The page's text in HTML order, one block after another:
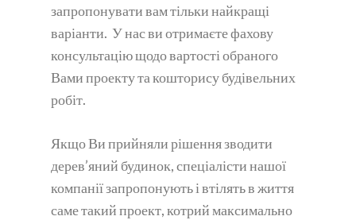
запропонувати вам тільки найкращі
варіанти. У нас ви отримаєте фахову
консультацію щодо вартості обраного
Вами проекту та кошторису будівельних
робіт.
Якщо Ви прийняли рішення зводити
дерев’яний будинок, спеціалісти нашої
компанії запропонують і втілять в життя
саме такий проект, котрий максимально